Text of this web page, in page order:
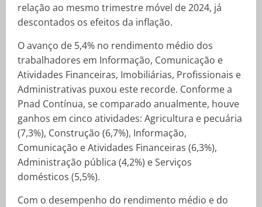
relação ao mesmo trimestre móvel de 2024, já
descontados os efeitos da inflação.
O avanço de 5,4% no rendimento médio dos
trabalhadores em Informação, Comunicação e
Atividades Financeiras, Imobiliárias, Profissionais e
Administrativas puxou este recorde. Conforme a
Pnad Contínua, se comparado anualmente, houve
ganhos em cinco atividades: Agricultura e pecuária
(7,3%), Construção (6,7%), Informação,
Comunicação e Atividades Financeiras (6,3%),
Administração pública (4,2%) e Serviços
domésticos (5,5%).
Com o desempenho do rendimento médio e do